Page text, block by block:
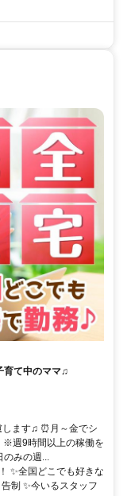
育て中のママ♫
ます♫ ⏰月～金でシ
※週9時間以上の稼働を
みの週...
✨全国どこでも好きな
制 ✨今いるスタッフ